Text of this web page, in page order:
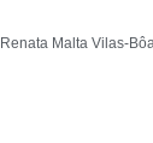
Renata Malta Vilas-